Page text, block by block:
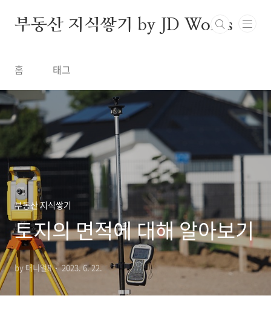
부동산 지식쌓기 by JD Works
홈 태그
부동산 지식쌓기
토지의 면적에 대해 알아보기
by 대니얼8 2023. 6. 22.